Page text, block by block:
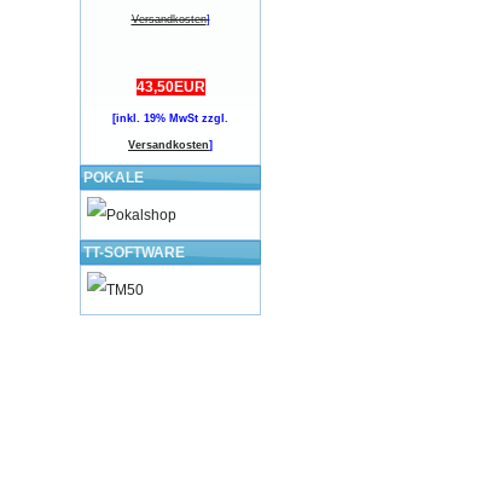
Versandkosten]
43,50EUR
[inkl. 19% MwSt zzgl.
Versandkosten]
POKALE
TT-SOFTWARE